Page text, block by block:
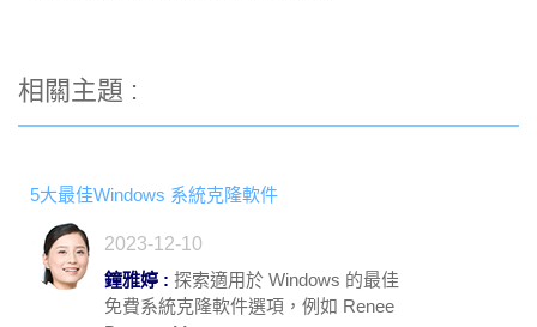
相關主題 :
5大最佳Windows 系統克隆軟件
2023-12-10
鐘雅婷 : 探索適用於 Windows 的最佳
免費系統克隆軟件選項，例如 Renee